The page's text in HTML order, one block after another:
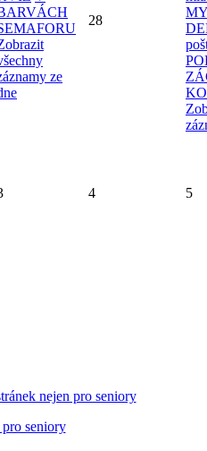
ze
28
4 5
nejen pro seniory